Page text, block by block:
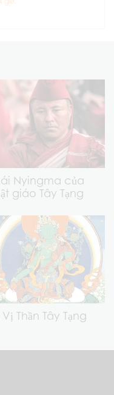
Nyingma của
giáo Tây Tạng
Vị Thần Tây Tạng